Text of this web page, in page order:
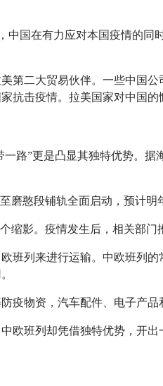
中国在有力应对本国疫情的
第二大贸易伙伴。一些中国
抗击疫情。拉美国家对中国的
路”更是凸显其独特优势。
憨段铺轨全面启动，预计明
缩影。疫情发生后，相关部
班列来进行运输。中欧班列
疫物资，汽车配件、电子产品
班列却凭借独特优势，开